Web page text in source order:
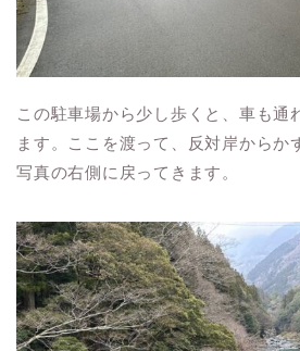
この駐車場から少し歩くと、車も通
ます。ここを渡って、反対岸からか
写真の右側に戻ってきます。